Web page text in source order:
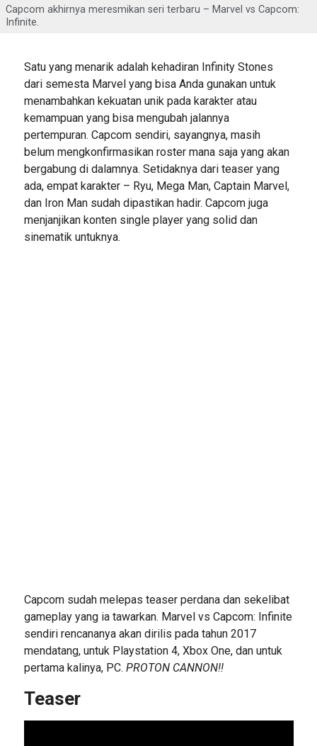
Capcom akhirnya meresmikan seri terbaru – Marvel vs Capcom:
Infinite.
Satu yang menarik adalah kehadiran Infinity Stones
dari semesta Marvel yang bisa Anda gunakan untuk
menambahkan kekuatan unik pada karakter atau
kemampuan yang bisa mengubah jalannya
pertempuran. Capcom sendiri, sayangnya, masih
belum mengkonfirmasikan roster mana saja yang akan
bergabung di dalamnya. Setidaknya dari teaser yang
ada, empat karakter – Ryu, Mega Man, Captain Marvel,
dan Iron Man sudah dipastikan hadir. Capcom juga
menjanjikan konten single player yang solid dan
sinematik untuknya.
Capcom sudah melepas teaser perdana dan sekelibat
gameplay yang ia tawarkan. Marvel vs Capcom: Infinite
sendiri rencananya akan dirilis pada tahun 2017
mendatang, untuk Playstation 4, Xbox One, dan untuk
pertama kalinya, PC. PROTON CANNON!!
Teaser